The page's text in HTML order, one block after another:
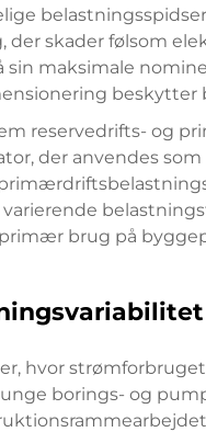
skader følsom
maksimale
reservedrifts- og
der anvendes
brug på
hvor
borings- og